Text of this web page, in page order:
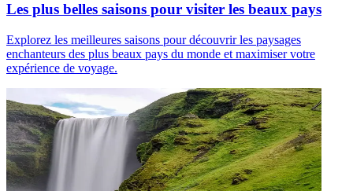
Les plus belles saisons pour visiter les beaux pays
Explorez les meilleures saisons pour découvrir les paysages
enchanteurs des plus beaux pays du monde et maximiser votre
expérience de voyage.